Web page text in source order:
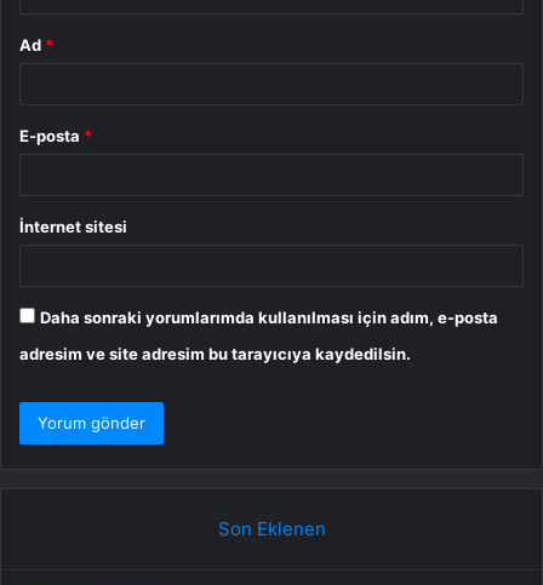
Ad *
E-posta *
İnternet sitesi
Daha sonraki yorumlarımda kullanılması için adım, e-posta
adresim ve site adresim bu tarayıcıya kaydedilsin.
Son Eklenen